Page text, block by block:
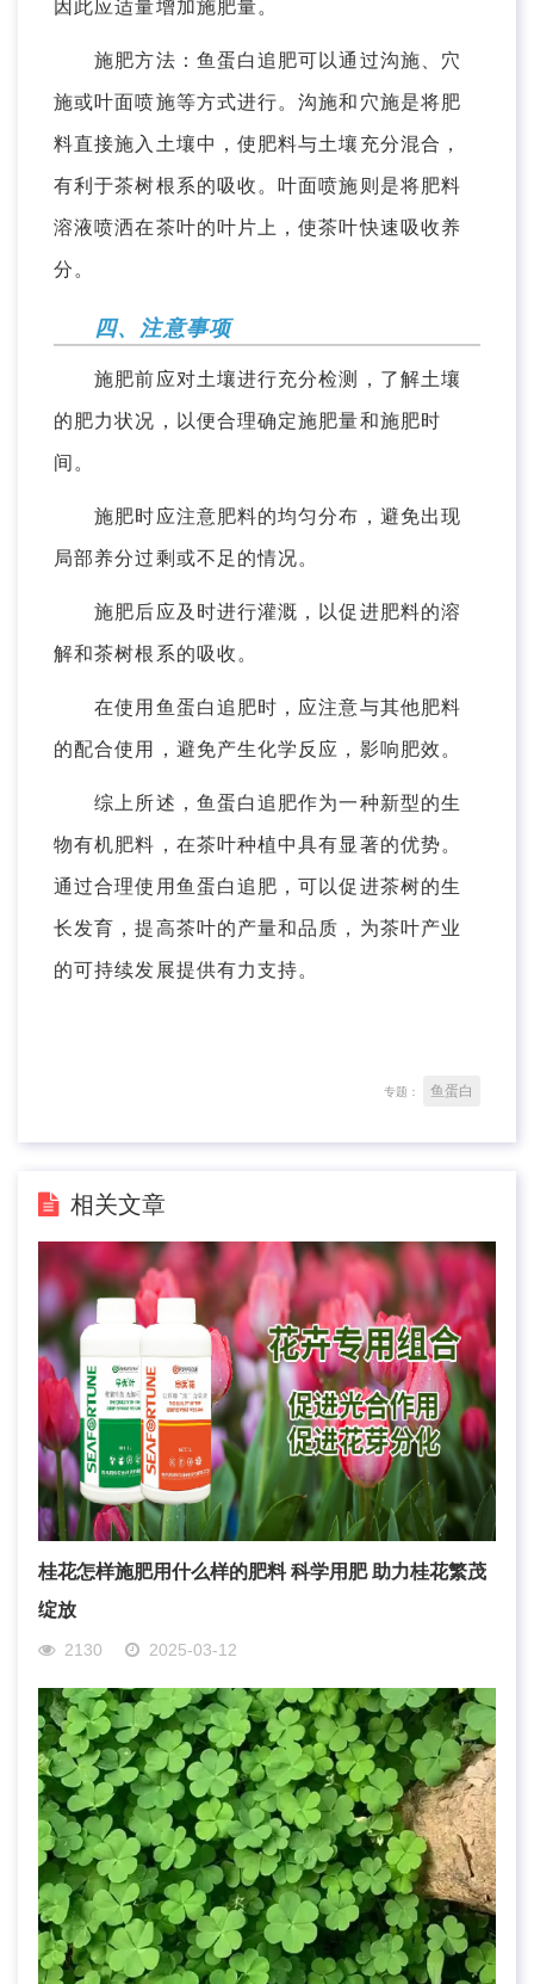
因此应适量增加施肥量。
施肥方法：鱼蛋白追肥可以通过沟施、穴
施或叶面喷施等方式进行。沟施和穴施是将肥
料直接施入土壤中，使肥料与土壤充分混合，
有利于茶树根系的吸收。叶面喷施则是将肥料
溶液喷洒在茶叶的叶片上，使茶叶快速吸收养
分。
四、注意事项
施肥前应对土壤进行充分检测，了解土壤
的肥力状况，以便合理确定施肥量和施肥时
间。
施肥时应注意肥料的均匀分布，避免出现
局部养分过剩或不足的情况。
施肥后应及时进行灌溉，以促进肥料的溶
解和茶树根系的吸收。
在使用鱼蛋白追肥时，应注意与其他肥料
的配合使用，避免产生化学反应，影响肥效。
综上所述，鱼蛋白追肥作为一种新型的生
物有机肥料，在茶叶种植中具有显著的优势。
通过合理使用鱼蛋白追肥，可以促进茶树的生
长发育，提高茶叶的产量和品质，为茶叶产业
的可持续发展提供有力支持。
专题： 鱼蛋白
相关文章
桂花怎样施肥用什么样的肥料 科学用肥 助力桂花繁茂
绽放
2130 2025-03-12